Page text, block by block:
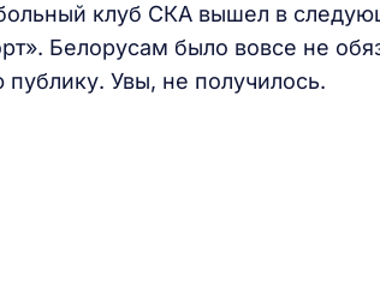
клуб СКА вышел в
Белорусам было вовсе не
Увы, не получилось.